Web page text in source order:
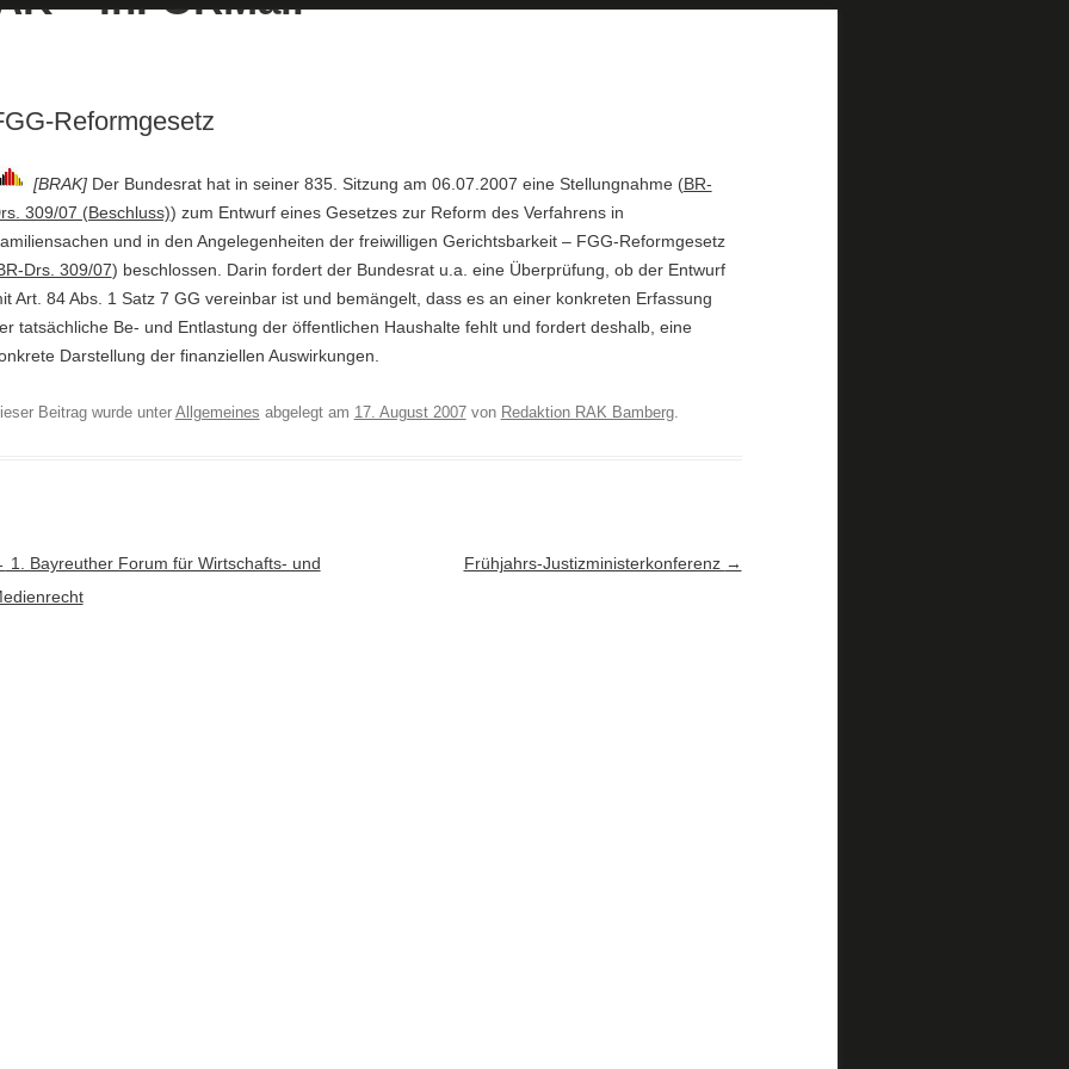
Reformgesetz
[BRAK] Der Bundesrat hat in seiner 835. Sitzung am 06.07.2007 eine Stellungnahme (BR-
309/07 (Beschluss)) zum Entwurf eines Gesetzes zur Reform des Verfahrens in
und in den Angelegenheiten der freiwilligen Gerichtsbarkeit – FGG-Reformgesetz
Drs. 309/07) beschlossen. Darin fordert der Bundesrat u.a. eine Überprüfung, ob der Entwurf
Art. 84 Abs. 1 Satz 7 GG vereinbar ist und bemängelt, dass es an einer konkreten Erfassung
tatsächliche Be- und Entlastung der öffentlichen Haushalte fehlt und fordert deshalb, eine
Darstellung der finanziellen Auswirkungen.
Beitrag wurde unterAllgemeines abgelegt am 17. August 2007von Redaktion RAK Bamberg.
Navigation
1. Bayreuther Forum für Wirtschafts- und
Frühjahrs-Justizministerkonferenz →